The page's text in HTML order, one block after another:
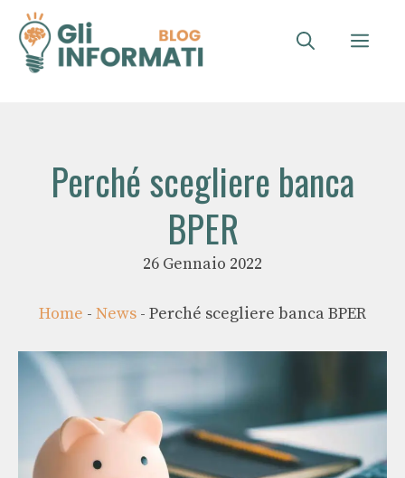
contenuto
Perché scegliere banca
BPER
26 Gennaio 2022
Home - News - Perché scegliere banca BPER